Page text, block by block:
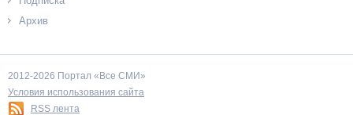
Архив
2012-2026 Портал «Все СМИ»
Условия использования сайта
RSS лента